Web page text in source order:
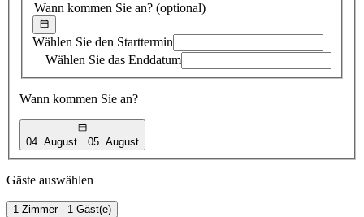
Wann kommen Sie an? (optional)
Wählen Sie den Starttermin
Wählen Sie das Enddatum
Wann kommen Sie an?
04. August 05. August
Gäste auswählen
1 Zimmer - 1 Gäst(e)